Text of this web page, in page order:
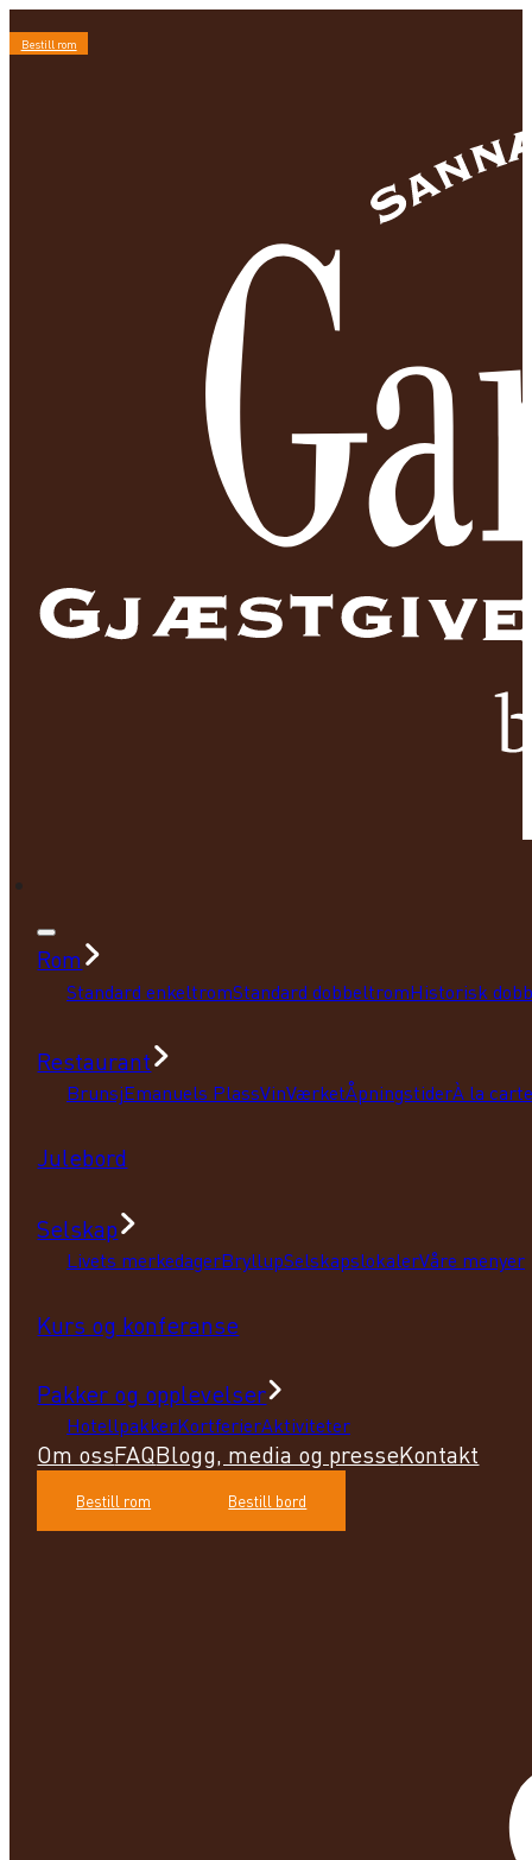
Bestill rom
Rom
Standard enkeltromStandard dobbeltromHistorisk
Restaurant
BrunsjEmanuels PlassVinVærketÅpningstiderÀ la
Julebord
Selskap
Livets merkedagerBryllupSelskapslokalerVåre menyer
Kurs og konferanse
Pakker og opplevelser
HotellpakkerKortferierAktiviteter
Om ossFAQBlogg, media og presseKontakt
Bestill rom Bestill bord